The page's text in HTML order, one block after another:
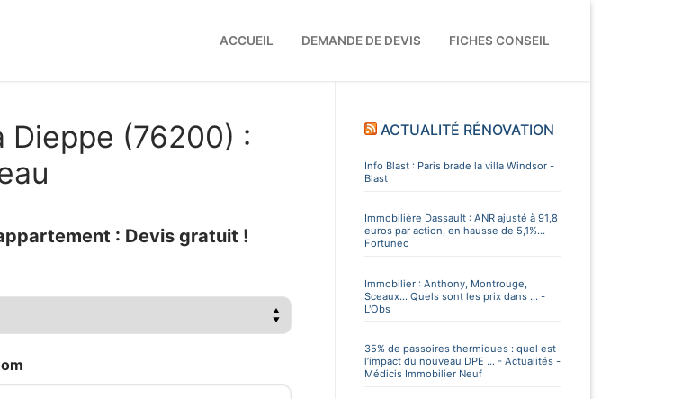
ACCUEIL DEMANDE DE DEVIS FICHES CONSEIL
Dieppe (76200) :
: Devis gratuit !
ACTUALITÉ RÉNOVATION
Info Blast : Paris brade la villa Windsor -
Blast
Immobilière Dassault : ANR ajusté à 91,8
euros par action, en hausse de 5,1%... -
Fortuneo
Immobilier : Anthony, Montrouge,
Sceaux... Quels sont les prix dans ... -
L'Obs
35% de passoires thermiques : quel est
l’impact du nouveau DPE ... - Actualités -
Médicis Immobilier Neuf